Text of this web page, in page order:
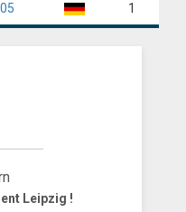
1
Leipzig !